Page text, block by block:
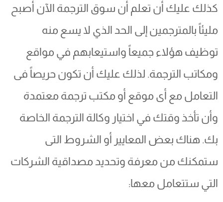
كذلك عليك أن تعلم أن سوق الترجمة الآن أصبح
مليئاً بالمترجمين إلى الحد الذي لا يسع منه
توظيف هؤلاء جميعاً واستيعابهم في مواقع
ومكاتب الترجمة. لذلك عليك أن تكون حريصاً فى
التعامل مع أى موقع أو مكتب ترجمة معتمدة
وأن تأخذ وقتك في اختيار وكالة الترجمة الخاصة
بك. هناك بعض المعايير أو الشروط التى
ستمكنك من معرفة وتحديد مصداقية الشركات
التي ستتعامل معها: